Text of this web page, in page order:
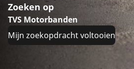
Zoeken op
TVS Motorbanden
Mijn zoekopdracht voltooien